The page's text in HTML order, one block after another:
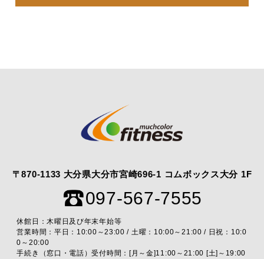
〒870-1133 大分県大分市宮崎696-1 コムボックス大分 1F
097-567-7555
休館日：木曜日及び年末年始等
営業時間：平日：10:00～23:00 / 土曜：10:00～21:00 / 日祝：10:0
0～20:00
手続き（窓口・電話）受付時間：[月～金]11:00～21:00 [土]～19:00